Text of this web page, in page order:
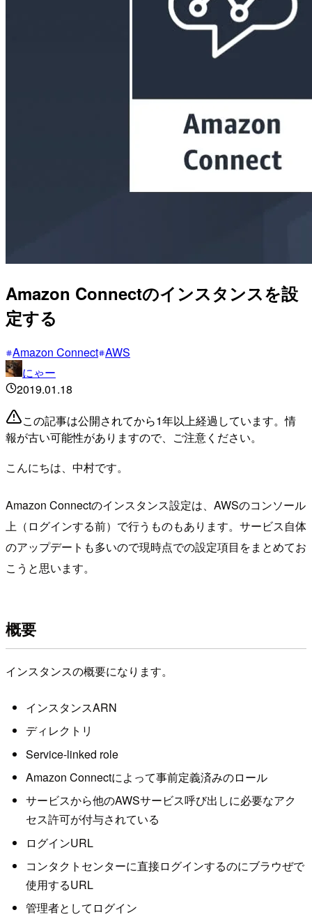
Amazon Connectのインスタンスを設
定する
Amazon Connect AWS
にゃー
2019.01.18
この記事は公開されてから1年以上経過しています。情
報が古い可能性がありますので、ご注意ください。
こんにちは、中村です。
Amazon Connectのインスタンス設定は、AWSのコンソール
上（ログインする前）で行うものもあります。サービス自体
のアップデートも多いので現時点での設定項目をまとめてお
こうと思います。
概要
インスタンスの概要になります。
インスタンスARN
ディレクトリ
Service-linked role
Amazon Connectによって事前定義済みのロール
サービスから他のAWSサービス呼び出しに必要なアク
セス許可が付与されている
ログインURL
コンタクトセンターに直接ログインするのにブラウぜで
使用するURL
管理者としてログイン